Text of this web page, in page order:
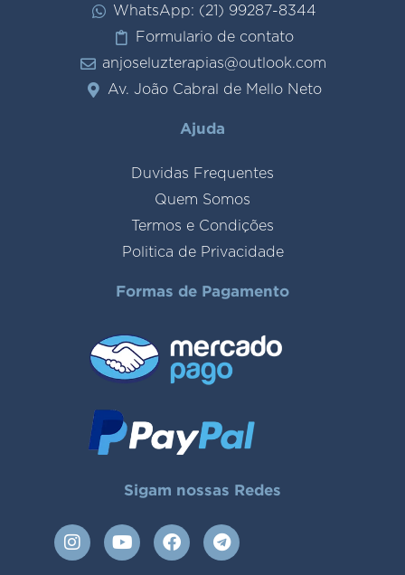
WhatsApp: (21) 99287-8344
Formulario de contato
anjoseluzterapias@outlook.com
Av. João Cabral de Mello Neto
Ajuda
Duvidas Frequentes
Quem Somos
Termos e Condições
Politica de Privacidade
Formas de Pagamento
Sigam nossas Redes
I
n
Y
o
F
a
T
e